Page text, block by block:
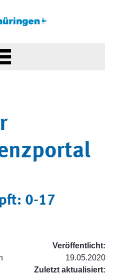
0-17
Veröffentlicht:
19.05.2020
Zuletzt aktualisiert: